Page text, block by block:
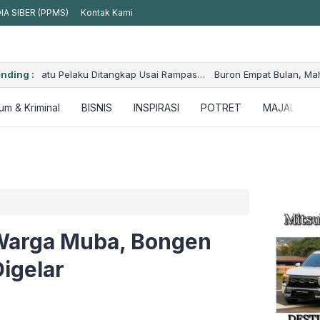
SIBER (PPMS) Kontak Kami
:
Buron Empat Bulan, Mahasiswa Terduga Pelaku Kekerasan
Sumsel
& Kriminal BISNIS INSPIRASI POTRET MAJALAH
Muba, Bongen